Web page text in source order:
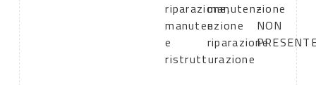
riparazione,
manutenzione
e
ristrutturazione
manutenzione
e
riparazione
-
NON